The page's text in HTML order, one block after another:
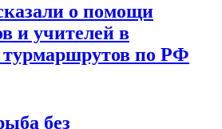
о помощи
и учителей в
турмаршрутов по РФ
без